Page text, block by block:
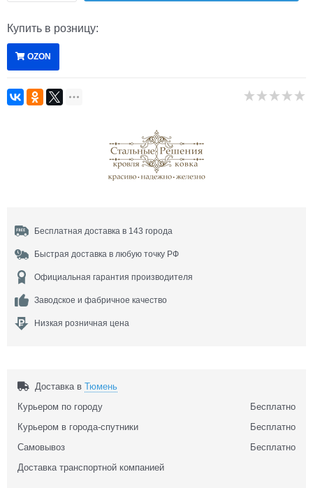
Купить в розницу:
OZON
Бесплатная доставка в 143 города
Быстрая доставка в любую точку РФ
Официальная гарантия производителя
Заводское и фабричное качество
Низкая розничная цена
Доставка в Тюмень
Курьером по городу
Бесплатно
Курьером в города-спутники
Бесплатно
Самовывоз
Бесплатно
Доставка транспортной компанией